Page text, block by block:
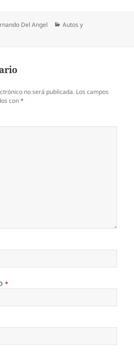
Del Angel Categorías
Autos y
no será publicada. Los campos
con*
*